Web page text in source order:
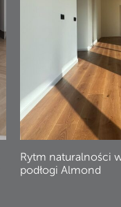
Rytm naturalności
podłogi Almond